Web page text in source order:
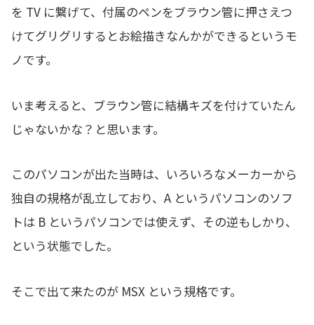
を TV に繋げて、付属のペンをブラウン管に押さえつ
けてグリグリするとお絵描きなんかができるというモ
ノです。
いま考えると、ブラウン管に結構キズを付けていたん
じゃないかな？と思います。
このパソコンが出た当時は、いろいろなメーカーから
独自の規格が乱立しており、A というパソコンのソフ
トは B というパソコンでは使えず、その逆もしかり、
という状態でした。
そこで出て来たのが MSX という規格です。